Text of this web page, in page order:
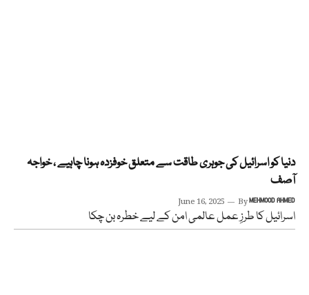
دنیا کو اسرائیل کی جوہری طاقت سے متعلق خوفزدہ ہونا چاہیے ، خواجہ
آصف
June 16, 2025 ByMEHMOOD AHMED
اسرائیل کا طرزِ عمل عالمی امن کے لیے خطرہ بن چکا